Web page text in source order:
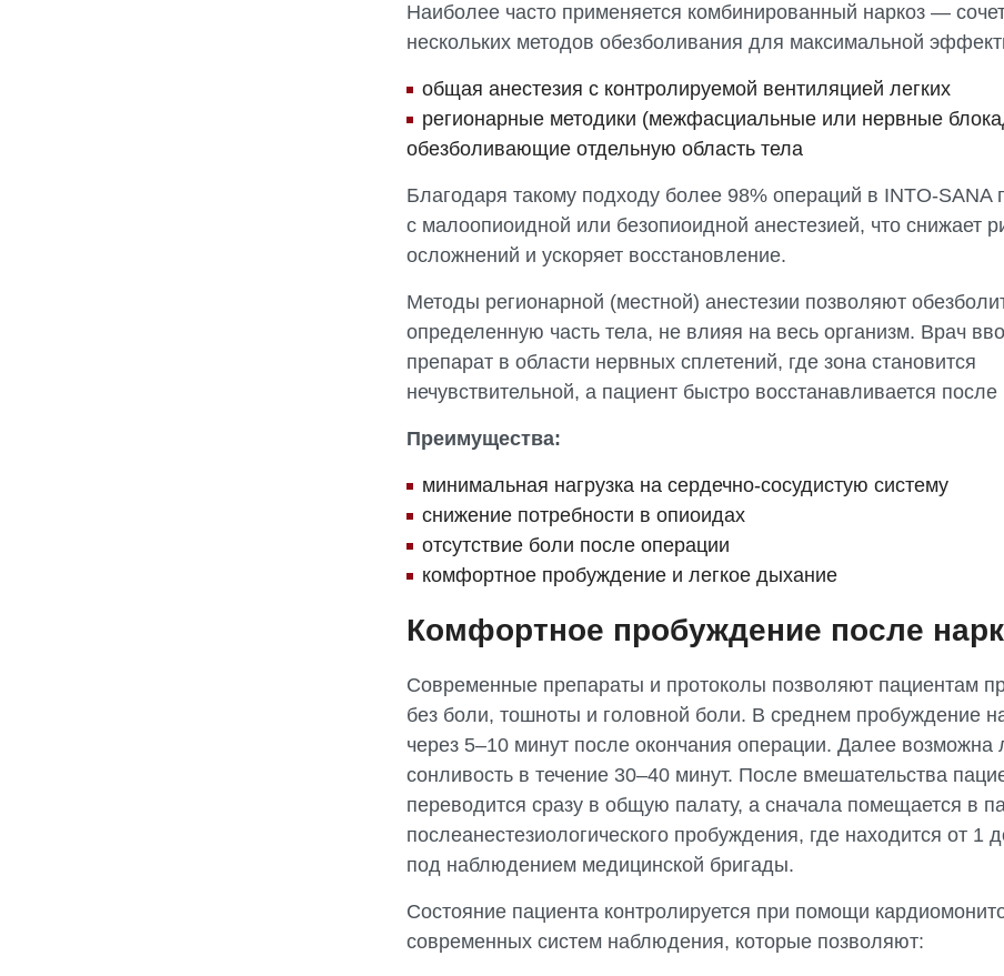
Наиболее часто применяется комбинированный наркоз —
нескольких методов обезболивания для максимальной
общая анестезия с контролируемой вентиляцией легких
регионарные методики (межфасциальные или нервные
обезболивающие отдельную область тела
Благодаря такому подходу более 98% операций в INTO-SANA
с малоопиоидной или безопиоидной анестезией, что снижает
осложнений и ускоряет восстановление.
Методы регионарной (местной) анестезии позволяют
определенную часть тела, не влияя на весь организм. Врач
препарат в области нервных сплетений, где зона становится
нечувствительной, а пациент быстро восстанавливается
Преимущества:
минимальная нагрузка на сердечно-сосудистую систему
снижение потребности в опиоидах
отсутствие боли после операции
комфортное пробуждение и легкое дыхание
Комфортное пробуждение после
Современные препараты и протоколы позволяют пациентам
без боли, тошноты и головной боли. В среднем пробуждение
через 5–10 минут после окончания операции. Далее возможна
сонливость в течение 30–40 минут. После вмешательства
переводится сразу в общую палату, а сначала помещается в
послеанестезиологического пробуждения, где находится от 1
под наблюдением медицинской бригады.
Состояние пациента контролируется при помощи
современных систем наблюдения, которые позволяют: